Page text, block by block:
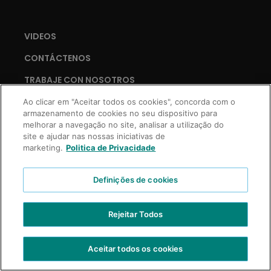
VIDEOS
CONTÁCTENOS
TRABAJE CON NOSOTROS
Copyright © 2021 Truss Professional | Todos los derechos reservados.
Desarrollo Prospecta Digital
Ao clicar em "Aceitar todos os cookies", concorda com o
armazenamento de cookies no seu dispositivo para
melhorar a navegação no site, analisar a utilização do
site e ajudar nas nossas iniciativas de
marketing. Politica de Privacidade
Definições de cookies
Rejeitar Todos
Aceitar todos os cookies